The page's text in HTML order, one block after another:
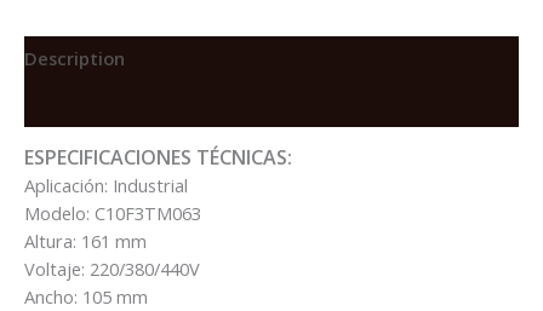
60A)
HZ
quantity
Description
ESPECIFICACIONES TÉCNICAS:
Aplicación: Industrial
Modelo: C10F3TM063
Altura: 161 mm
Voltaje: 220/380/440V
Ancho: 105 mm